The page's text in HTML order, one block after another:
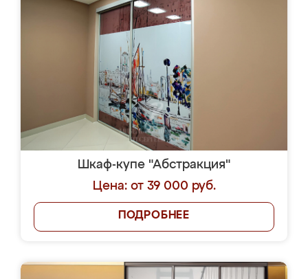
Шкаф-купе "Абстракция"
Цена: от 39 000 руб.
ПОДРОБНЕЕ